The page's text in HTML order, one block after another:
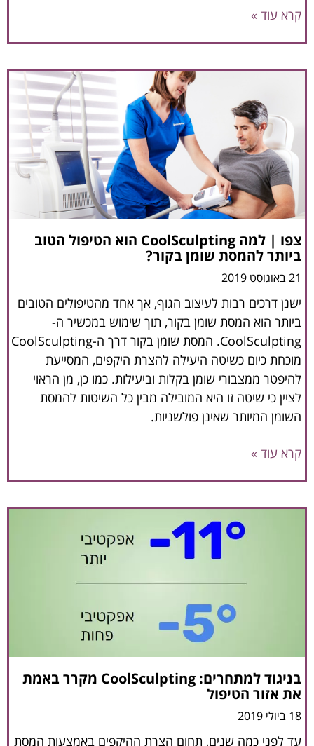
קרא עוד »
צפו | למה CoolSculpting הוא הטיפול הטוב
ביותר להמסת שומן בקור?
21 באוגוסט 2019
ישנן דרכים רבות לעיצוב הגוף, אך אחד מהטיפולים הטובים
ביותר הוא המסת שומן בקור, תוך שימוש במכשיר ה-
CoolSculpting. המסת שומן בקור דרך ה-CoolSculpting
מוכחת כיום כשיטה היעילה להצרת היקפים, המסייעת
להיפטר ממצבורי שומן בקלות וביעילות. כמו כן, מן הראוי
לציין כי שיטה זו היא המובילה מבין כל השיטות להמסת
השומן המיותר שאינן פולשניות.
קרא עוד »
בניגוד למתחרים: CoolSculpting מקרר באמת
את אזור הטיפול
18 ביולי 2019
עד לפני כמה שנים, תחום הצרת ההיקפים באמצעות המסת